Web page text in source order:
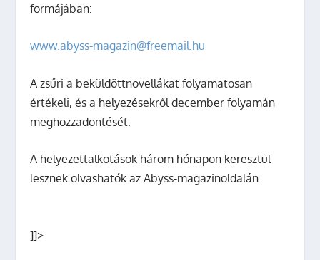
formájában:
www.abyss-magazin@freemail.hu
A zsűri a beküldöttnovellákat folyamatosan
értékeli, és a helyezésekről december folyamán
meghozzadöntését.
A helyezettalkotások három hónapon keresztül
lesznek olvashatók az Abyss-magazinoldalán.
]]>